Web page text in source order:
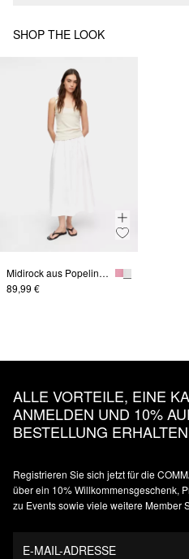
SHOP THE LOOK
Midirock aus Popeline mit Eingrifftaschen
89,99 €
ALLE VORTEILE, EINE
ANMELDEN UND 10%
BESTELLUNG ERHALTEN
Registrieren Sie sich jetzt für die
über ein 10% Willkommensgeschenk,
zu Events sowie viele weitere Member
E-MAIL-ADRESSE